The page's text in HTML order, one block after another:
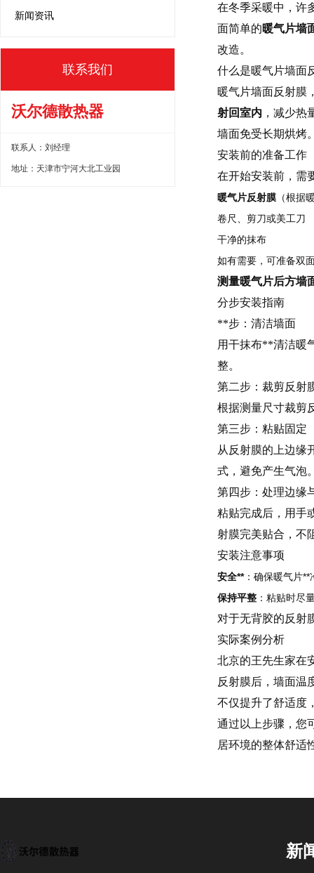
新闻资讯
联系我们
沃尔德散热器
联系人：刘经理
地址：天津市宁河大北工业园
在冬季采暖中，许
面简单的暖气片墙
改造。
什么是暖气片墙面
暖气片墙面反射膜
射回室内 ，减少热
墙面免受长期烘烤
安装前的准备工作
在开始安装前，需
暖气片反射膜 （根据
卷尺、剪刀或美工刀
干净的抹布
如有需要，可准备双
测量暖气片后方墙
分步安装指南
**步：清洁墙面
用干抹布**清洁暖
整。
第二步：裁剪反射
根据测量尺寸裁剪
第三步：粘贴固定
从反射膜的上边缘
式，避免产生气泡
第四步：处理边缘
粘贴完成后，用手
射膜完美贴合，不
安装注意事项
安全**：确保暖气片**
保持平整 ：粘贴时尽
对于无背胶的反射
实际案例分析
北京的王先生家在
反射膜后，墙面温
不仅提升了舒适度
通过以上步骤，您
居环境的整体舒适
新